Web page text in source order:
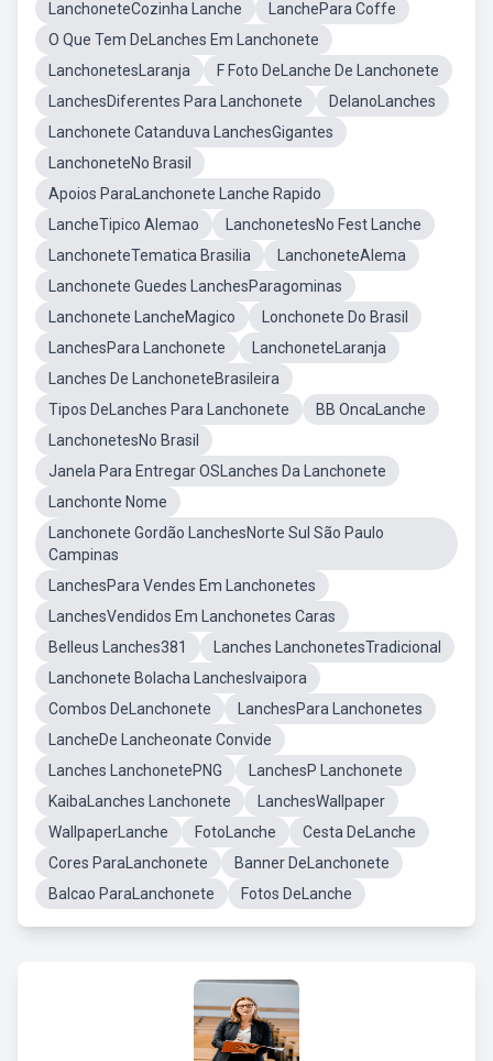
LanchoneteCozinha Lanche
LanchePara Coffe
O Que Tem DeLanches Em Lanchonete
LanchonetesLaranja
F Foto DeLanche De Lanchonete
LanchesDiferentes Para Lanchonete
DelanoLanches
Lanchonete Catanduva LanchesGigantes
LanchoneteNo Brasil
Apoios ParaLanchonete Lanche Rapido
LancheTipico Alemao
LanchonetesNo Fest Lanche
LanchoneteTematica Brasilia
LanchoneteAlema
Lanchonete Guedes LanchesParagominas
Lanchonete LancheMagico
Lonchonete Do Brasil
LanchesPara Lanchonete
LanchoneteLaranja
Lanches De LanchoneteBrasileira
Tipos DeLanches Para Lanchonete
BB OncaLanche
LanchonetesNo Brasil
Janela Para Entregar OSLanches Da Lanchonete
Lanchonte Nome
Lanchonete Gordão LanchesNorte Sul São Paulo
Campinas
LanchesPara Vendes Em Lanchonetes
LanchesVendidos Em Lanchonetes Caras
Belleus Lanches381
Lanches LanchonetesTradicional
Lanchonete Bolacha LanchesIvaipora
Combos DeLanchonete
LanchesPara Lanchonetes
LancheDe Lancheonate Convide
Lanches LanchonetePNG
LanchesP Lanchonete
KaibaLanches Lanchonete
LanchesWallpaper
WallpaperLanche
FotoLanche
Cesta DeLanche
Cores ParaLanchonete
Banner DeLanchonete
Balcao ParaLanchonete
Fotos DeLanche